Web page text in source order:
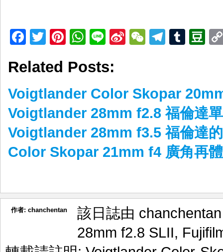
Facebook
TwitterPinterest
WhatsApp
LineSinaWeChat
Related Posts:
Voigtlander Color Skopar
Voigtlander 28mm f2.8 福倫達
Voigtlander 28mm f3.5 福倫達
Color Skopar 21mm f4 廣角再
作者: chanchentan
該日誌由
28mm f2.8 SLII,